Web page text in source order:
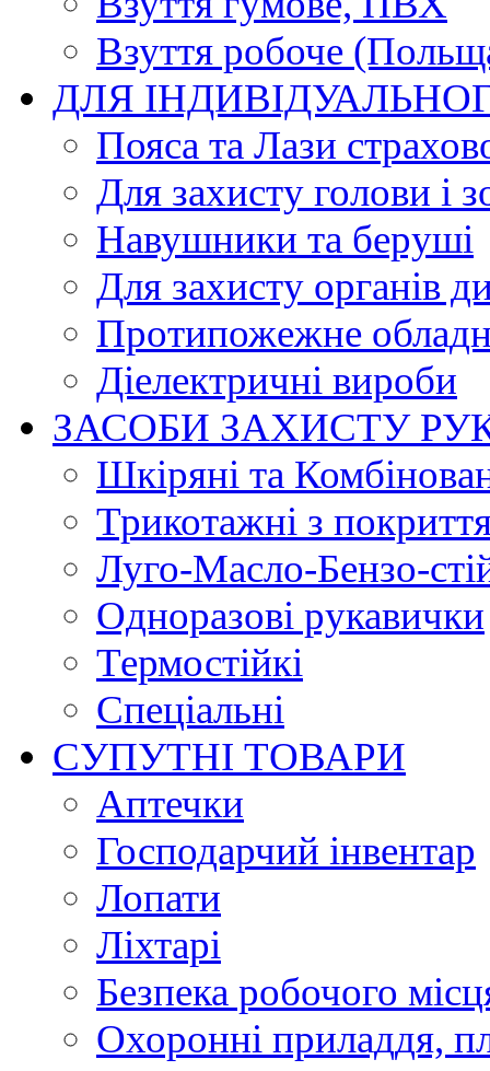
Взуття робоче
ДЛЯ
Пояса та Лази
Для захисту голови і
Навушники та беруші
Для захисту органів
Протипожежне
Діелектричні вироби
ЗАСОБИ ЗАХИСТУ
Шкіряні та
Трикотажні з
Луго-Масло-Бензо-
Одноразові рукавички
Термостійкі
Спеціальні
СУПУТНІ ТОВАРИ
Аптечки
Господарчий інвентар
Лопати
Ліхтарі
Безпека робочого
Охоронні приладдя,